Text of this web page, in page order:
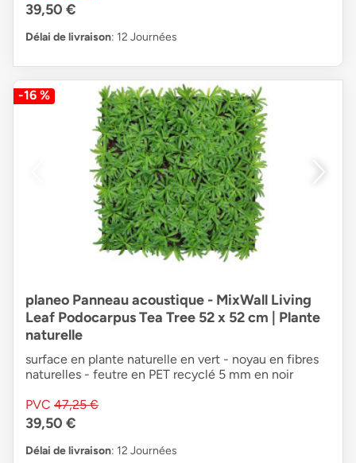
39,50 €
Délai de livraison: 12 Journées
-16 %
planeo Panneau acoustique - MixWall Living
Leaf Podocarpus Tea Tree 52 x 52 cm | Plante
naturelle
surface en plante naturelle en vert - noyau en fibres
naturelles - feutre en PET recyclé 5 mm en noir
PVC 47,25 €
39,50 €
Délai de livraison: 12 Journées